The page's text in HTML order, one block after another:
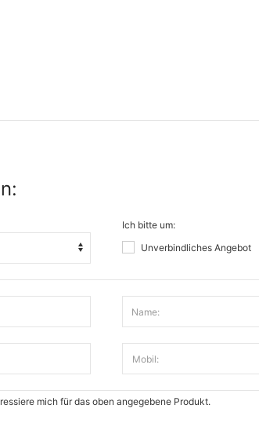
Ich bitte um:
Unverbindliches Angebot
Name:
Mobil: